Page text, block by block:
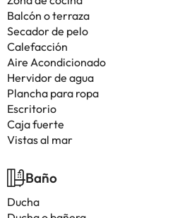
Balcón o terraza
Secador de pelo
Calefacción
Aire Acondicionado
Hervidor de agua
Plancha para ropa
Escritorio
Caja fuerte
Vistas al mar
Baño
Ducha